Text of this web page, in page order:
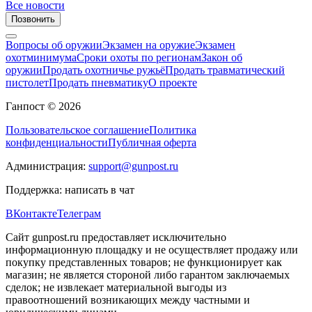
Все новости
Позвонить
Вопросы об оружииЭкзамен на оружиеЭкзамен
охотминимумаСроки охоты по регионамЗакон об
оружииПродать охотничье ружьёПродать травматический
пистолетПродать пневматикуО проекте
Ганпост © 2026
Пользовательское соглашениеПолитика
конфиденциальностиПубличная оферта
Администрация: support@gunpost.ru
Поддержка: написать в чат
ВКонтактеТелеграм
Сайт gunpost.ru предоставляет исключительно
информационную площадку и не осуществляет продажу или
покупку представленных товаров; не функционирует как
магазин; не является стороной либо гарантом заключаемых
сделок; не извлекает материальной выгоды из
правоотношений возникающих между частными и